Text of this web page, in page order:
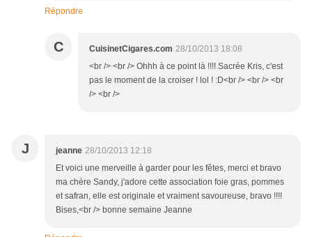
Répondre
C CuisinetCigares.com 28/10/2013 18:08
<br /> <br /> Ohhh à ce point là !!!! Sacrée Kris, c'est
pas le moment de la croiser ! lol ! :D<br /> <br /> <br
/> <br />
J jeanne 28/10/2013 12:18
Et voici une merveille à garder pour les fêtes, merci et bravo
ma chère Sandy, j'adore cette association foie gras, pommes
et safran, elle est originale et vraiment savoureuse, bravo !!!!
Bises,<br /> bonne semaine Jeanne